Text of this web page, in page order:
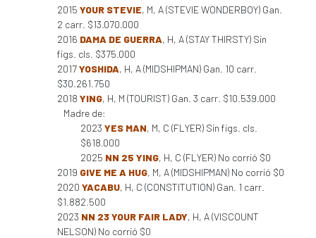
2015 YOUR STEVIE, M, A (STEVIE WONDERBOY) Gan.
2 carr. $13.070.000
2016 DAMA DE GUERRA, H, A (STAY THIRSTY) Sin
figs. cls. $375.000
2017YOSHIDA, H, A (MIDSHIPMAN) Gan. 10 carr.
$30.261.750
2018 YING, H, M (TOURIST) Gan. 3 carr. $10.539.000
Madre de:
2023 YES MAN, M, C (FLYER) Sin figs. cls.
$618.000
2025 NN 25 YING, H, C (FLYER) No corrió $0
2019 GIVE ME A HUG, M, A (MIDSHIPMAN) No corrió $0
2020 YACABU, H, C (CONSTITUTION) Gan. 1 carr.
$1.882.500
2023 NN 23 YOUR FAIR LADY, H, A (VISCOUNT
NELSON) No corrió $0